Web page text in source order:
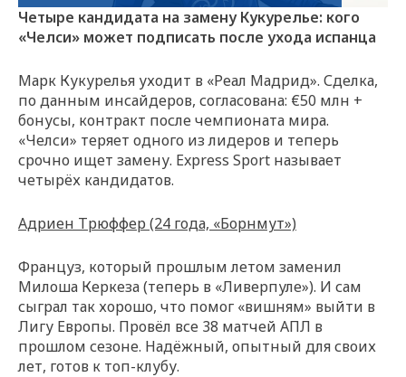
Четыре кандидата на замену Кукурелье: кого
«Челси» может подписать после ухода испанца
Марк Кукурелья уходит в «Реал Мадрид». Сделка,
по данным инсайдеров, согласована: €50 млн +
бонусы, контракт после чемпионата мира.
«Челси» теряет одного из лидеров и теперь
срочно ищет замену. Express Sport называет
четырёх кандидатов.
Адриен Трюффер (24 года, «Борнмут»)
Француз, который прошлым летом заменил
Милоша Керкеза (теперь в «Ливерпуле»). И сам
сыграл так хорошо, что помог «вишням» выйти в
Лигу Европы. Провёл все 38 матчей АПЛ в
прошлом сезоне. Надёжный, опытный для своих
лет, готов к топ-клубу.